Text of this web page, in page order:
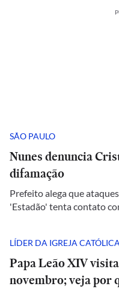
SÃO PAULO
Nunes denuncia
difamação
Prefeito alega que
'Estadão' tenta contato
LÍDER DA IGREJA CATÓLICA
Papa Leão XIV
novembro; veja por